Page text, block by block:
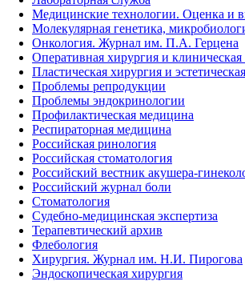
Медицинские технологии. Оценка и
Молекулярная генетика,
Онкология. Журнал им. П.А. Герцена
Оперативная хирургия и
Пластическая хирургия и
Проблемы репродукции
Проблемы эндокринологии
Профилактическая медицина
Респираторная медицина
Российская ринология
Российская стоматология
Российский вестник акушера-
Российский журнал боли
Стоматология
Судебно-медицинская экспертиза
Терапевтический архив
Флебология
Хирургия. Журнал им. Н.И. Пирогова
Эндоскопическая хирургия